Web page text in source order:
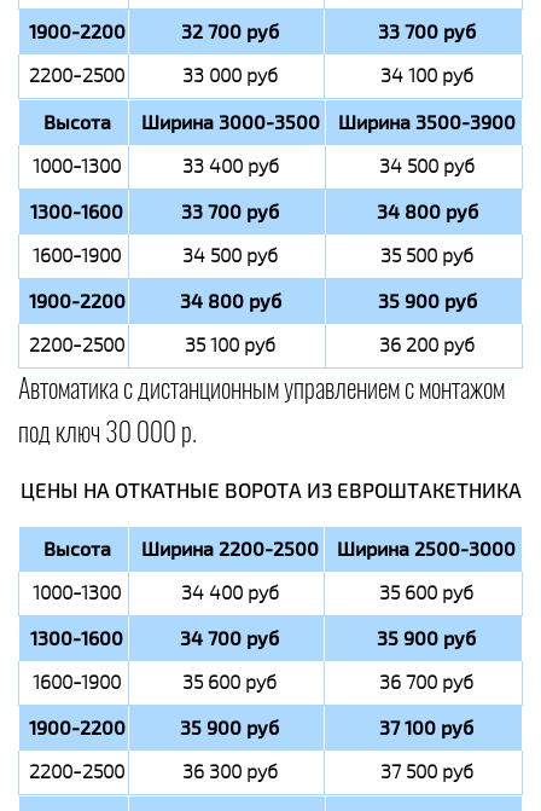
1900-2200 32 700 руб 33 700 руб
2200-2500 33 000 руб 34 100 руб
Высота Ширина 3000-3500 Ширина 3500-3900
1000-1300 33 400 руб 34 500 руб
1300-1600 33 700 руб 34 800 руб
1600-1900 34 500 руб 35 500 руб
1900-2200 34 800 руб 35 900 руб
2200-2500 35 100 руб 36 200 руб
Автоматика с дистанционным управлением с монтажом
под ключ 30 000 р.
ЦЕНЫ НА ОТКАТНЫЕ ВОРОТА ИЗ ЕВРОШТАКЕТНИКА
Высота Ширина 2200-2500 Ширина 2500-3000
1000-1300 34 400 руб 35 600 руб
1300-1600 34 700 руб 35 900 руб
1600-1900 35 600 руб 36 700 руб
1900-2200 35 900 руб 37 100 руб
2200-2500 36 300 руб 37 500 руб